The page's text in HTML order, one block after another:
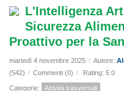
L'Intelligenza
Sicurezza
Proattivo per la
martedì 4 novembre 2025 / Autore:
(542) / Commenti (0) / Rating: 5.0
Categorie: Attività trasversali